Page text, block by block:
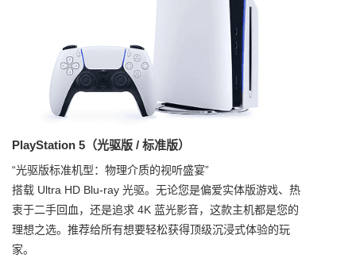
PlayStation 5（光驱版 / 标准版）
“光驱版标准机型：物理介质的视听盛宴”
搭载 Ultra HD Blu-ray 光驱。无论您是偏爱实体版游戏、热
衷于二手回血，还是追求 4K 蓝光影音，这款主机都是您的
理想之选。推荐给所有想要轻松获得顶级沉浸式体验的玩
家。